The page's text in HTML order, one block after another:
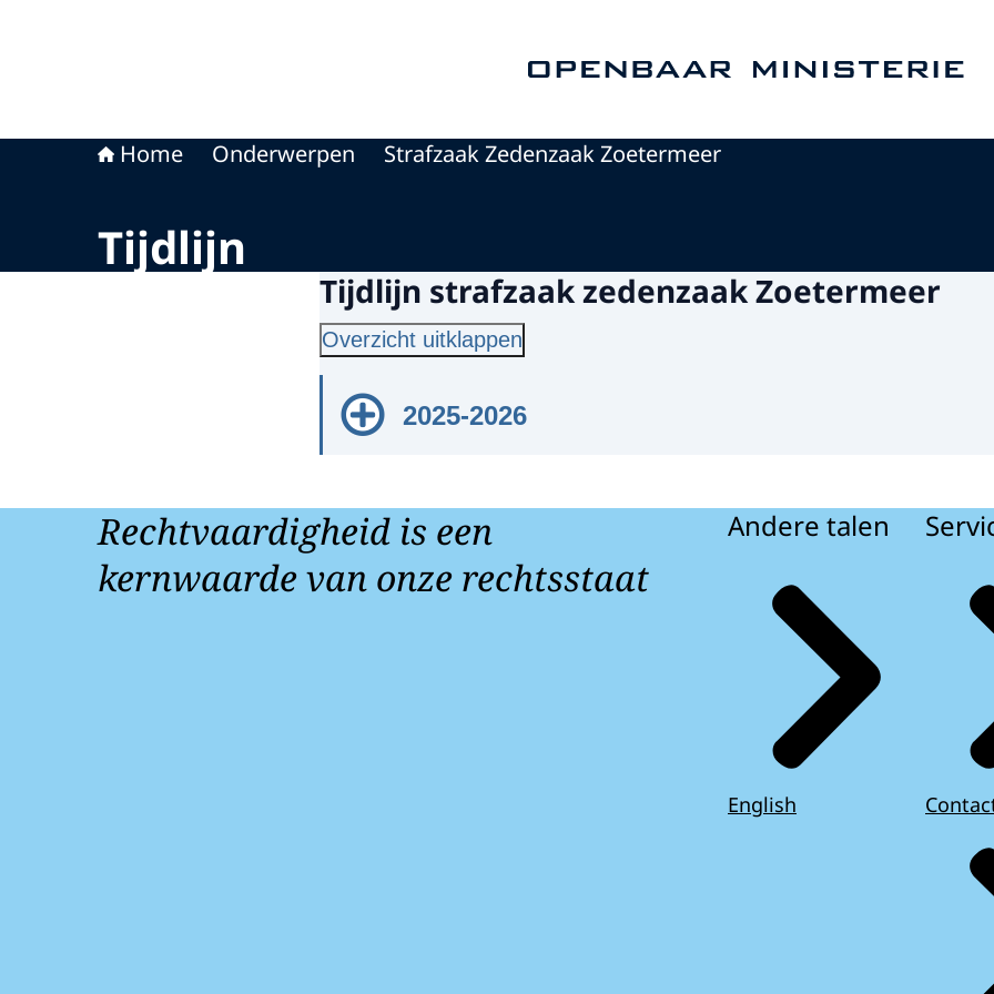
Home Onderwerpen Strafzaak Zedenzaak Zoetermeer
Tijdlijn
Tijdlijn strafzaak zedenzaak Zoetermeer
Overzicht uitklappen
2025-2026
Op dinsdag 2 september 2025 is een 57-jarige man uit
De man, die werkzaam was als conciërge bij een basisschool in
verdacht van het bezit en vervaardigen van kinderporno en
11 september 2025 - verdachte voor raadkamer
De verdachte is op donderdag 11 september voor raadkamer
besloten dat hij nog 90 dagen in voorlopige hechtenis blijft.
28 november 2025 - eerste pro-forma zitting
Op 28 november om 15.00 uur is er een eerste openbare pro-
rechtbank van Den Haag. Hier zal het OM ingaan op de stand
Het gaat hierbij niet om een inhoudelijke behandeling. De
beslissing nemen over mogelijke onderzoekswensen en het
26 februari 2026 - tweede pro-forma zitting
Rechtvaardigheid is een
kernwaarde van onze rechtsstaat
Andere talen
English